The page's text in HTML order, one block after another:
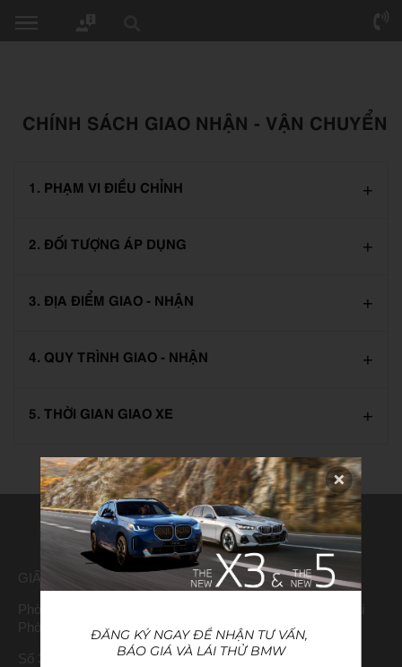
CHÍNH SÁCH GIAO NHẬN - VẬN CHUYỂN
1. PHẠM VI ĐIỀU CHỈNH
2. ĐỐI TƯỢNG ÁP DỤNG
3. ĐỊA ĐIỂM GIAO - NHẬN
4. QUY TRÌNH GIAO - NHẬN
5. THỜI GIAN GIAO XE
CÔNG TY TNHH THACO AUTO HẢI PHÒNG
GIẤY CNĐKDN: 0202146932 -Ngày cấp 07/01/2022
Số 336 đường Hà Nội, Hồng Bàng, Hải Phòng, Việt Nam.
ĐĂNG KÝ NGAY ĐỂ NHẬN TƯ VẤN,
BÁO GIÁ VÀ LÁI THỬ BMW